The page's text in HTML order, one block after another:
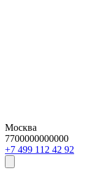
Москва
7700000000000
29 24 211 994 7+